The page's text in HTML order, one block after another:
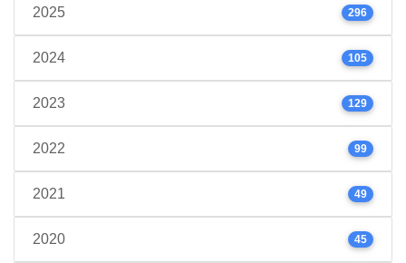
2025 296
2024 105
2023 129
2022 99
2021 49
2020 45